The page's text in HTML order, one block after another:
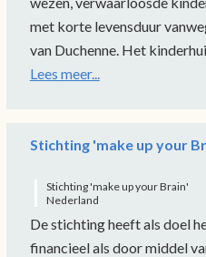
met korte levensduur
van Duchenne. Het
Lees meer...
Stichting 'make up your
Stichting 'make up your Brain'
Nederland
De stichting heeft als doel
financieel als door middel